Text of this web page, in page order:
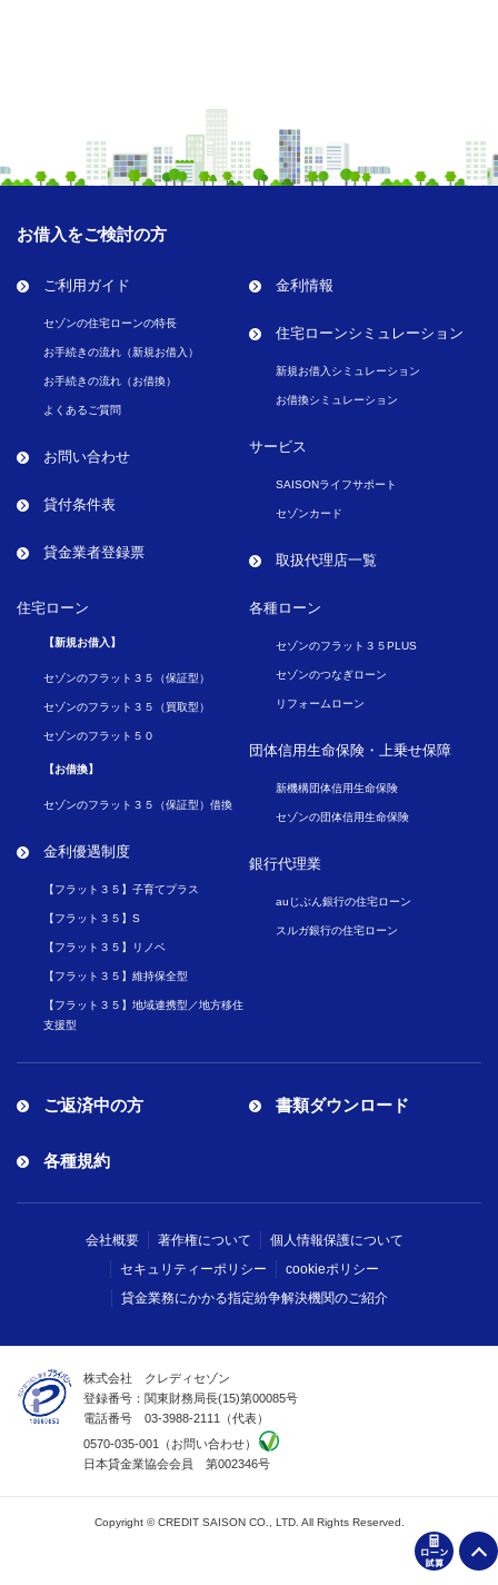
お借入をご検討の方
ご利用ガイド
セゾンの住宅ローンの特長
お手続きの流れ（新規お借入）
お手続きの流れ（お借換）
よくあるご質問
お問い合わせ
貸付条件表
貸金業者登録票
金利情報
住宅ローンシミュレーション
新規お借入シミュレーション
お借換シミュレーション
サービス
SAISONライフサポート
セゾンカード
取扱代理店一覧
住宅ローン
【新規お借入】
セゾンのフラット３５（保証型）
セゾンのフラット３５（買取型）
セゾンのフラット５０
【お借換】
セゾンのフラット３５（保証型）借換
金利優遇制度
【フラット３５】子育てプラス
【フラット３５】S
【フラット３５】リノベ
【フラット３５】維持保全型
【フラット３５】地域連携型／地方移住
支援型
各種ローン
セゾンのフラット３５PLUS
セゾンのつなぎローン
リフォームローン
団体信用生命保険・ 上乗せ保障
新機構団体信用生命保険
セゾンの団体信用生命保険
銀行代理業
auじぶん銀行の住宅ローン
スルガ銀行の住宅ローン
ご返済中の方 書類ダウンロード
各種規約
会社概要 著作権について
個人情報保護について
セキュリティーポリシー
cookieポリシー
貸金業務にかかる指定紛争解決機関のご紹介
株式会社 クレディセゾン
登録番号：関東財務局長(15)第00085号
電話番号 03-3988-2111（代表）
0570-035-001（お問い合わせ）
日本貸金業協会会員 第002346号
Copyright © CREDIT SAISON CO., LTD. All Rights Reserved.